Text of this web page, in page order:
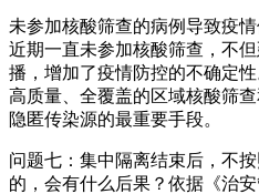
未参加核酸筛查的病例导致疫
近期一直未参加核酸筛查，不
播，增加了疫情防控的不确定
高质量、全覆盖的区域核酸筛
隐匿传染源的最重要手段。
问题七：集中隔离结束后，不
的，会有什么后果？依据《治